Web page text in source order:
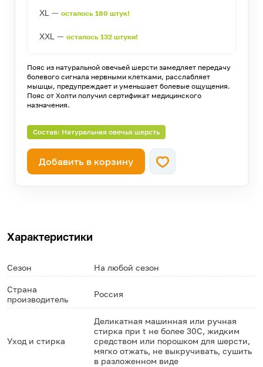
XL — осталось 180 штук!
XXL — осталось 132 штуки!
Пояс из натуральной овечьей шерсти замедляет передачу
болевого сигнала нервными клетками, расслабляет
мышцы, предупреждает и уменьшает болевые ощущения.
Пояс от Холти получил сертификат медицинского
назначения.
Состав: Натуральная овечья шерсть
Добавить в корзину
Характеристики
Сезон На любой сезон
Страна
производитель
Россия
Уход и стирка
Деликатная машинная или ручная
стирка при t не более 30С, жидким
средством или порошком для шерсти,
мягко отжать, не выкручивать, сушить
в разложенном виде